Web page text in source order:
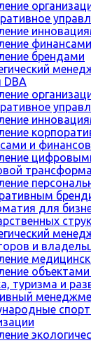
финансами
брендами
и
для
и
туризма и